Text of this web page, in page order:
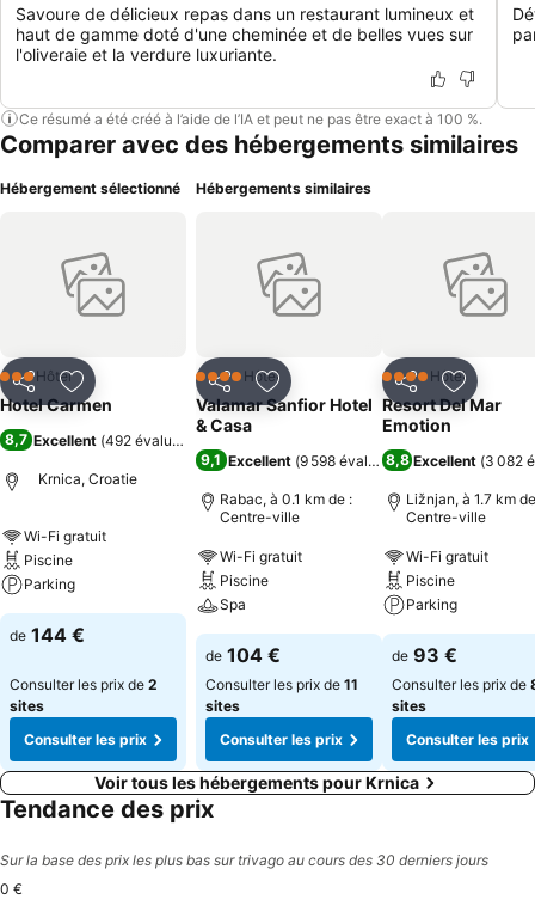
Savoure de délicieux repas dans un restaurant lumineux et
haut de gamme doté d'une cheminée et de belles vues sur
l'oliveraie et la verdure luxuriante.
Ce résumé a été créé à l’aide de l’IA et peut ne pas être exact à 100 %.
Comparer avec des hébergements similaires
Hébergement sélectionné
PartagerAjouter à mes favoris
3 ÉtoilesHôtel
Hotel Carmen
8,7 Excellent (492 évaluations
Krnica, Croatie
Wi-Fi gratuit
Piscine
Parking
de 144 €
Consulter les prix de 2
sites
Consulter les prix
Hébergements similaires
PartagerAjouter à mes favoris
4 ÉtoilesHôtel
Valamar Sanfior Hotel
& Casa
9,1 Excellent (9 598 évaluations)
Rabac, à 0.1 km de :
Centre-ville
Wi-Fi gratuit
Piscine
Spa
de 104 €
Consulter les prix de 11
sites
Consulter les prix
PartagerAjouter
4 ÉtoilesHôtel
Resort Del Mar
Emotion
8,8 Excellent (3 082
Ližnjan, à 1.7 km
Centre-ville
Wi-Fi gratuit
Piscine
Parking
de 93 €
Consulter les prix de
sites
Consulter les prix
Voir tous les hébergements pour Krnica
Tendance des prix
Sur la base des prix les plus bas sur trivago au cours des 30 derniers jours
0 €